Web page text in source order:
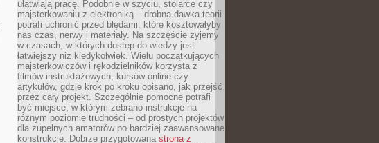
ułatwiają pracę. Podobnie w szyciu, stolarce czy
majsterkowaniu z elektroniką – drobna dawka teorii
potrafi uchronić przed błędami, które kosztowałyby
nas czas, nerwy i materiały. Na szczęście żyjemy
w czasach, w których dostęp do wiedzy jest
łatwiejszy niż kiedykolwiek. Wielu początkujących
majsterkowiczów i rękodzielników korzysta z
filmów instruktażowych, kursów online czy
artykułów, gdzie krok po kroku opisano, jak przejść
przez cały projekt. Szczególnie pomocne potrafi
być miejsce, w którym zebrano instrukcje na
różnym poziomie trudności – od prostych projektów
dla zupełnych amatorów po bardziej zaawansowane
konstrukcje. Dobrze przygotowana strona z